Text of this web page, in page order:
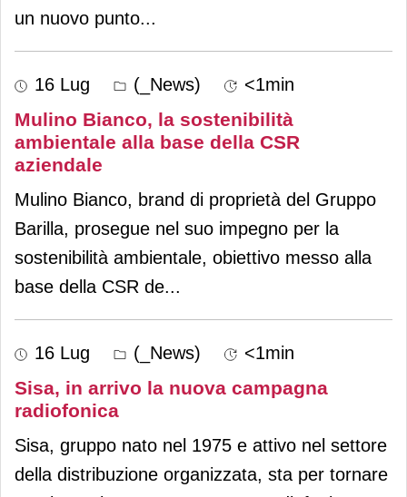
un nuovo punto...
16 Lug (_News) <1min
Mulino Bianco, la sostenibilità
ambientale alla base della CSR
aziendale
Mulino Bianco, brand di proprietà del Gruppo
Barilla, prosegue nel suo impegno per la
sostenibilità ambientale, obiettivo messo alla
base della CSR de...
16 Lug (_News) <1min
Sisa, in arrivo la nuova campagna
radiofonica
Sisa, gruppo nato nel 1975 e attivo nel settore
della distribuzione organizzata, sta per tornare